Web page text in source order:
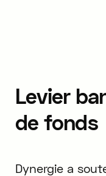
Levier
de fonds
Dynergie a